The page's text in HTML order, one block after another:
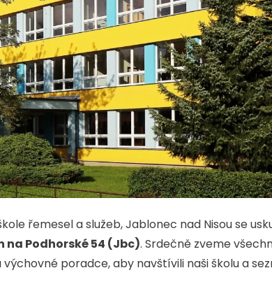
řemesel a služeb, Jablonec nad Nisou se
na Podhorské 54 (Jbc). Srdečně zveme
výchovné poradce, aby navštívili naši školu a